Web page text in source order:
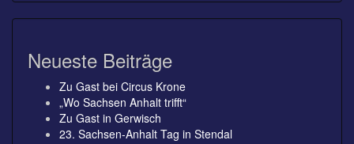
Neueste Beiträge
Zu Gast bei Circus Krone
„Wo Sachsen Anhalt trifft“
Zu Gast in Gerwisch
23. Sachsen-Anhalt Tag in Stendal